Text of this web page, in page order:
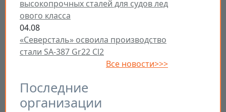
высокопрочных сталей для судов лед
ового класса
04.08
«Северсталь» освоила производство
стали SA-387 Gr22 Cl2
Все новости>>>
Последние
организации